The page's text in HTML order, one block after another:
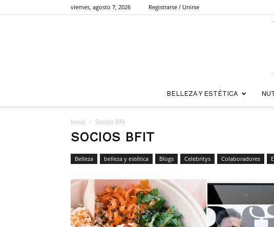
viernes, agosto 7, 2026 Registrarse / Unirse
BELLEZA Y ESTÉTICA
Inicio Socios Bfit
SOCIOS BFIT
Belleza belleza y estética Blogs Celebritys Colaboradores